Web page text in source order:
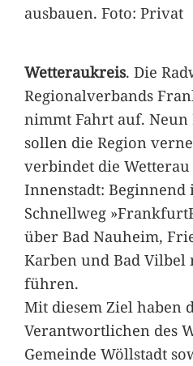
ausbauen. Foto: Privat
Wetteraukreis. Die
Regionalverbands
nimmt Fahrt auf. Neun
sollen die Region
verbindet die
Innenstadt: Beginnend
Schnellweg
über Bad Nauheim,
Karben und Bad
führen.
Mit diesem Ziel haben
Verantwortlichen des
Gemeinde Wöllstadt